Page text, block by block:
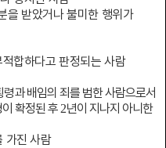
을 받았거나 불미한 행위가
합하다고 판정되는 사람
과 배임의 죄를 범한 사람으로서
확정된 후 2년이 지나지 아니한
가진 사람